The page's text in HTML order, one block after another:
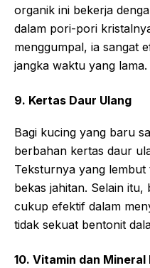
organik ini bekerja
dalam pori-pori
menggumpal, ia sangat
jangka waktu yang lama.
9. Kertas Daur Ulang
Bagi kucing yang baru
berbahan kertas daur
Teksturnya yang
bekas jahitan. Selain
cukup efektif dalam
tidak sekuat bentonit
10. Vitamin dan Mineral